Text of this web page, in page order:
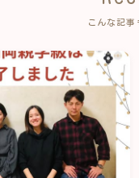
こんな記事